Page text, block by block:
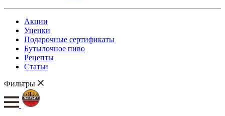
Акции
Уценки
Подарочные сертификаты
Бутылочное пиво
Рецепты
Статьи
Фильтры